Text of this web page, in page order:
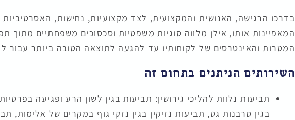
בדרכו הרגישה, האנושית והמקצועית, לצד מקצועיות, נחישות,
המאפיינות אותו, אילן מלווה סוגיות משפטיות וסכסוכים משפחתיים מתוך
המטרות והאינטרסים של לקוחותיו עד להגעה לתוצאה הטובה ביותר עבור
השירותים הניתנים בתחום זה
תביעות נלוות להליכי גירושין: תביעות בגין לשון הרע ופגיעה
בגין סרבנות גט, תביעות נזיקין בגין נזקי גוף במקרים של אלימות,